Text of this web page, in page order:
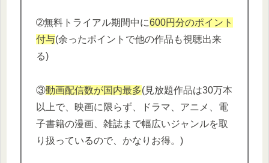
➁無料トライアル期間中に600円分のポイント
付与(余ったポイントで他の作品も視聴出来
る)
③動画配信数が国内最多(見放題作品は30万本
以上で、映画に限らず、ドラマ、アニメ、電
子書籍の漫画、雑誌まで幅広いジャンルを取
り扱っているので、かなりお得。)